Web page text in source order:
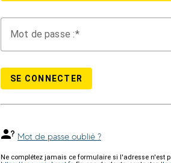
Mot de passe :
SE CONNECTER
Mot de passe oublié ?
Ne complétez jamais ce formulaire si l'adresse n'est